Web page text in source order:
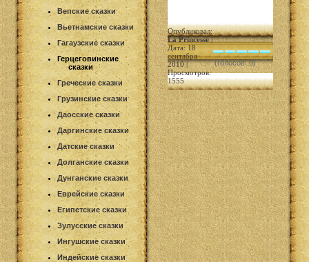
Вепские сказки
Вьетнамские сказки
Гагаузские сказки
Герцеговинские
сказки
Греческие сказки
Грузинские сказки
Даосские сказки
Даргинские сказки
Датские сказки
Долганские сказки
Дунганские сказки
Еврейские сказки
Египетские сказки
Зулусские сказки
Ингушские сказки
Индейские сказки
Опубликовал:
La Princesse|
Дата: 18
сентября
2010 |
Просмотров:
1555
(голосов: 0)